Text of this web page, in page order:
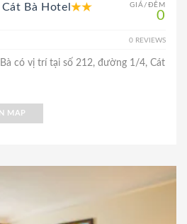
GIÁ/ĐÊM
0
Cát Bà Hotel
0 REVIEWS
có vị trí tại số 212, đường 1/4, Cát
MAP